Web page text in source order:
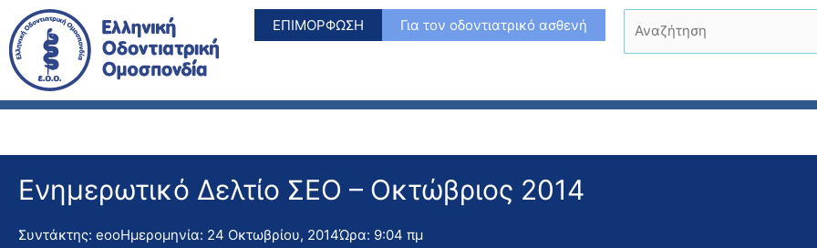
Μετάβαση
στο
περιεχόμενο
ΕΠΙΜΟΡΦΩΣΗ Για τον οδοντιατρικό ασθενή
Ενημερωτικό Δελτίο ΣΕΟ – Οκτώβριος 2014
Συντάκτης: eooΗμερομηνία: 24 Οκτωβρίου, 2014Ώρα: 9:04 πμ